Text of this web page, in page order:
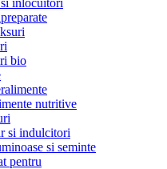
si inlocuitori
bio
nutritive
si indulcitori
si seminte
pentru